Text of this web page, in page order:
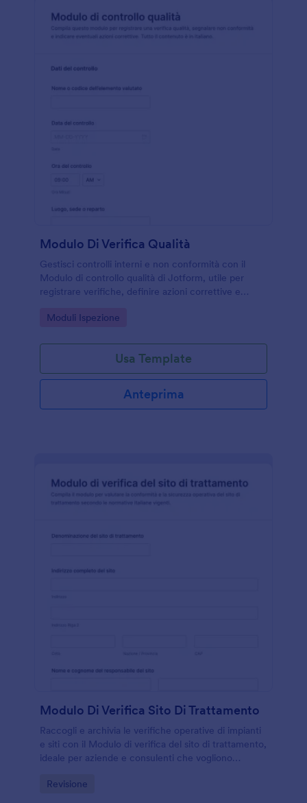
Modulo Di Verifica Qualità
Gestisci controlli interni e non conformità con il
Modulo di controllo qualità di Jotform, utile per
registrare verifiche, definire azioni correttive e
Go to Category:
Moduli Ispezione
Usa Template
Anteprima
Modulo Di Verifica Sito Di Trattamento
Raccogli e archivia le verifiche operative di impianti
e siti con il Modulo di verifica del sito di trattamento,
ideale per aziende e consulenti che vogliono
in modo ordinato.
Go to Category:
Revisione